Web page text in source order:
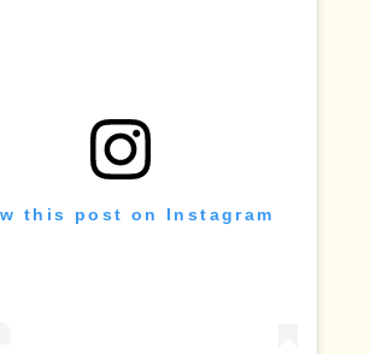
this post on Instagram